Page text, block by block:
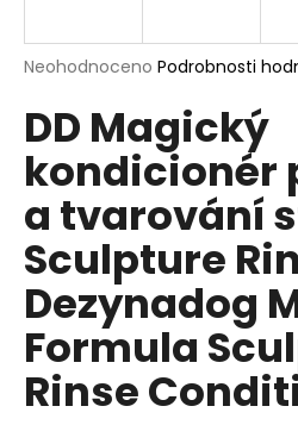
Průměrné
produktu
je
0,0
5
hvězdiček.
Neohodnoceno Podrobnosti
DD Magický
kondicionér
a tvarování
Sculpture
Dezynadog
Formula
Rinse
j
t
?
HLEDAT
D
o